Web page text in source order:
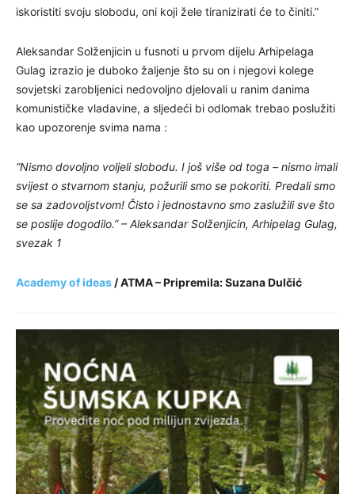
iskoristiti svoju slobodu, oni koji žele tiranizirati će to činiti.”
Aleksandar Solženjicin u fusnoti u prvom dijelu Arhipelaga
Gulag izrazio je duboko žaljenje što su on i njegovi kolege
sovjetski zarobljenici nedovoljno djelovali u ranim danima
komunističke vladavine, a sljedeći bi odlomak trebao poslužiti
kao upozorenje svima nama :
“Nismo dovoljno voljeli slobodu. I još više od toga – nismo imali
svijest o stvarnom stanju, požurili smo se pokoriti. Predali smo
se sa zadovoljstvom! Čisto i jednostavno smo zaslužili sve što
se poslije dogodilo.” – Aleksandar Solženjicin, Arhipelag Gulag,
svezak 1
Academy of ideas / ATMA – Pripremila: Suzana Dulčić